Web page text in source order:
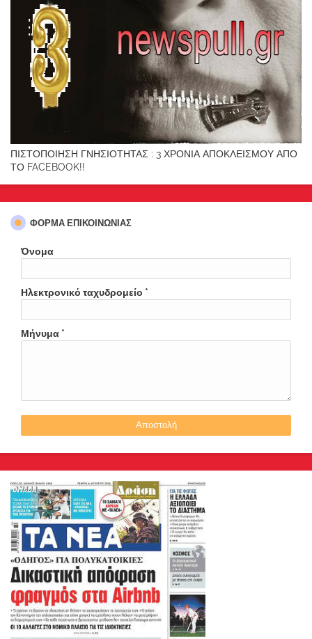
ΠΙΣΤΟΠΟΙΗΣΗ ΓΝΗΣΙΟΤΗΤΑΣ : 3 ΧΡΟΝΙΑ ΑΠΟΚΛΕΙΣΜΟΥ ΑΠΟ
ΤΟ FACEBOOK!!
ΦΌΡΜΑ ΕΠΙΚΟΙΝΩΝΊΑΣ
Όνομα
Ηλεκτρονικό ταχυδρομείο *
Μήνυμα *